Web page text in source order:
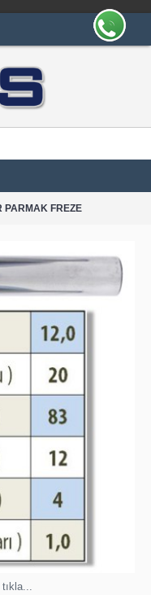
PARMAK FREZE